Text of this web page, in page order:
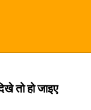
तो हो जाइए